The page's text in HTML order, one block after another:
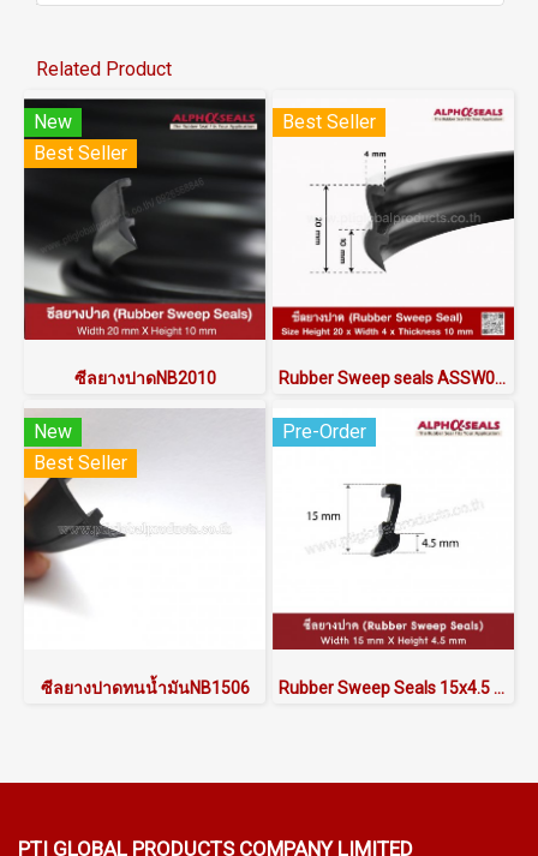
Related Product
New
Best Seller
ซีลยางปาดNB2010
Best Seller
Rubber Sweep seals ASSW02NB2010
New
Best Seller
ซีลยางปาดทนน้ำมันNB1506
Pre-Order
Rubber Sweep Seals 15x4.5 mm
PTI GLOBAL PRODUCTS COMPANY LIMITED